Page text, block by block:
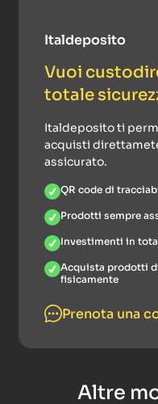
Italdeposito
Vuoi
totale
Italdeposito ti
acquisti
assicurato.
QR code di
Prodotti sempre
Investimenti in
Acquista prodotti
fisicamente
Prenota una
Altre